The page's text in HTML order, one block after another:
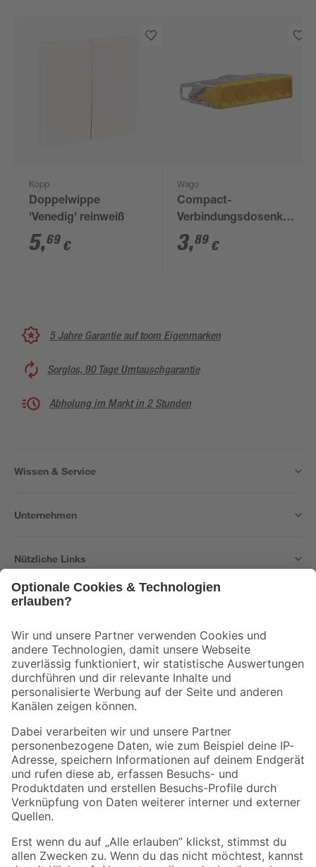
Kopp
Doppelwippe
'Venedig' reinweiß
5,69 €
Wago
Compact-
6 Stück
3,89 €
5 Jahre Garantie auf toom Eigenmarken
Sorglos, 90 Tage Umtauschgarantie
Abholung im Markt in 2 Stunden
Wissen & Service
Unternehmen
Nützliche Links
Der toom Newsletter: Keine Angebote und Aktionen mehr verpassen!
Zur Newsletter Anmeldung
Folge uns
Zahlungsarten Versandarten
Sicher einkaufen